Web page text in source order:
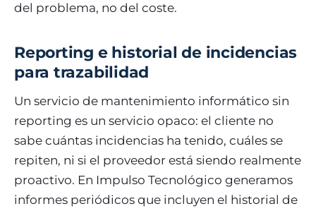
del problema, no del coste.
Reporting e historial de incidencias
para trazabilidad
Un servicio de mantenimiento informático sin
reporting es un servicio opaco: el cliente no
sabe cuántas incidencias ha tenido, cuáles se
repiten, ni si el proveedor está siendo realmente
proactivo. En Impulso Tecnológico generamos
informes periódicos que incluyen el historial de